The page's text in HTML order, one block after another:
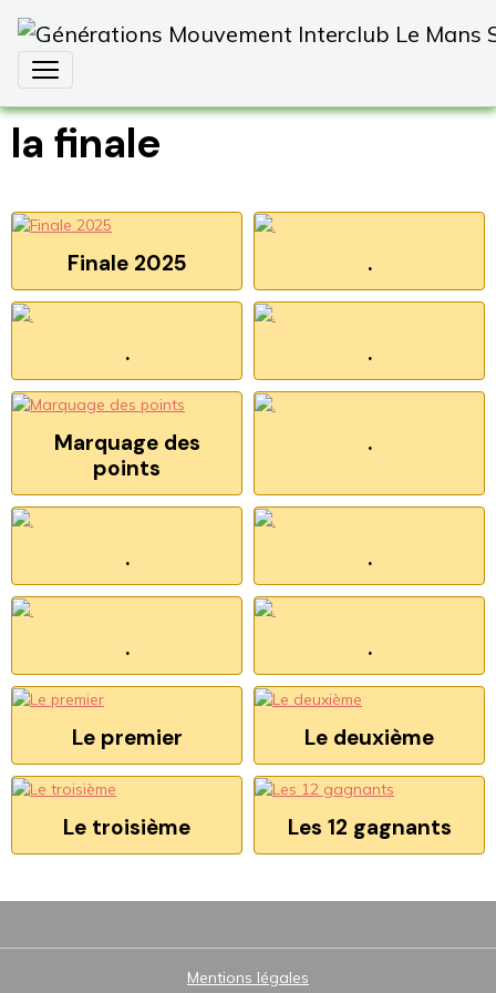
la finale
Finale 2025 .
. .
Marquage des
points
.
. .
. .
Le premier Le deuxième
Le troisième Les 12 gagnants
Mentions légales